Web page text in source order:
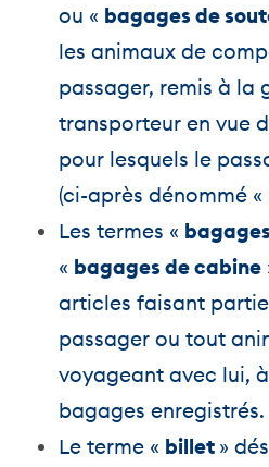
ou « bagages de
les animaux de
passager, remis à la
transporteur en vue
pour lesquels le
(ci-après dénommé
Les termes «
« bagages de cabine
articles faisant
passager ou tout
voyageant avec lui,
bagages enregistrés.
Le terme « billet »